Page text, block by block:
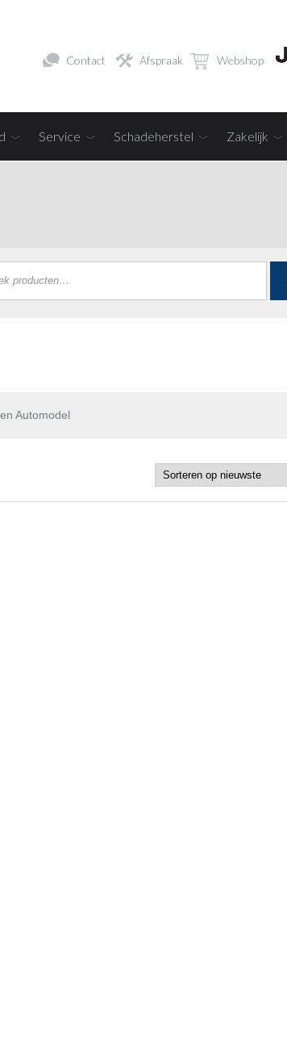
Contact Afspraak Webshop
Service Schadeherstel Zakelijk
Automodel